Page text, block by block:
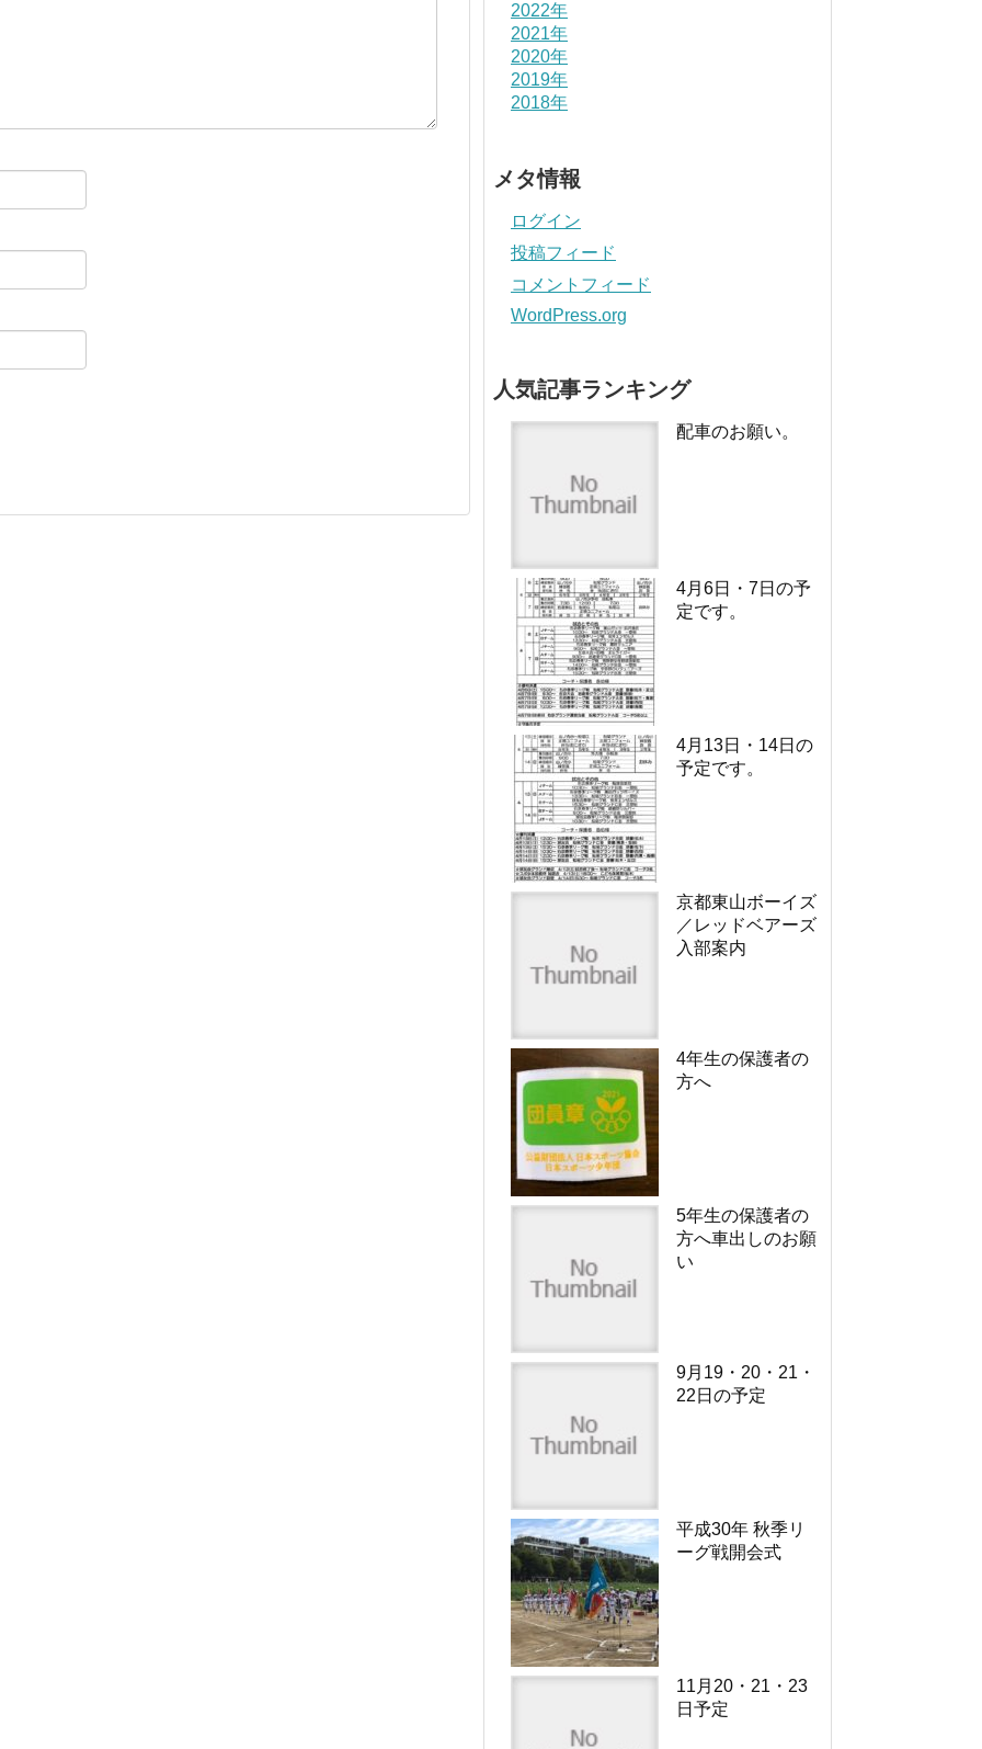
2022年
2021年
2020年
2019年
2018年
メタ情報
ログイン
投稿フィード
コメントフィード
WordPress.org
人気記事ランキング
配車のお願い。
4月6日・7日の予
定です。
4月13日・14日の
予定です。
京都東山ボーイズ
／レッドベアーズ
入部案内
4年生の保護者の
方へ
5年生の保護者の
方へ車出しのお願
い
9月19・20・21・
22日の予定
平成30年 秋季リ
ーグ戦開会式
11月20・21・23
日予定